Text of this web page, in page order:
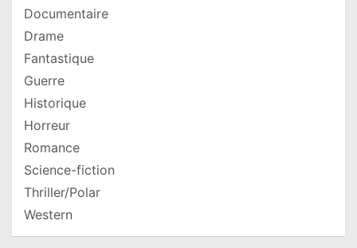
Documentaire
Drame
Fantastique
Guerre
Historique
Horreur
Romance
Science-fiction
Thriller/Polar
Western